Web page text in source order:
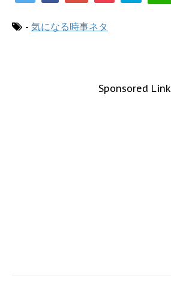
- 気になる時事ネタ
Sponsored Link